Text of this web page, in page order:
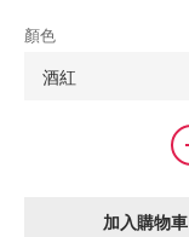
顏色
加入購物車